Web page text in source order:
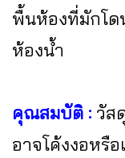
พื้นห้องที่มักโด
ห้องน้ำ
คุณสมบัติ : วัส
อาจโค้งงอหรื